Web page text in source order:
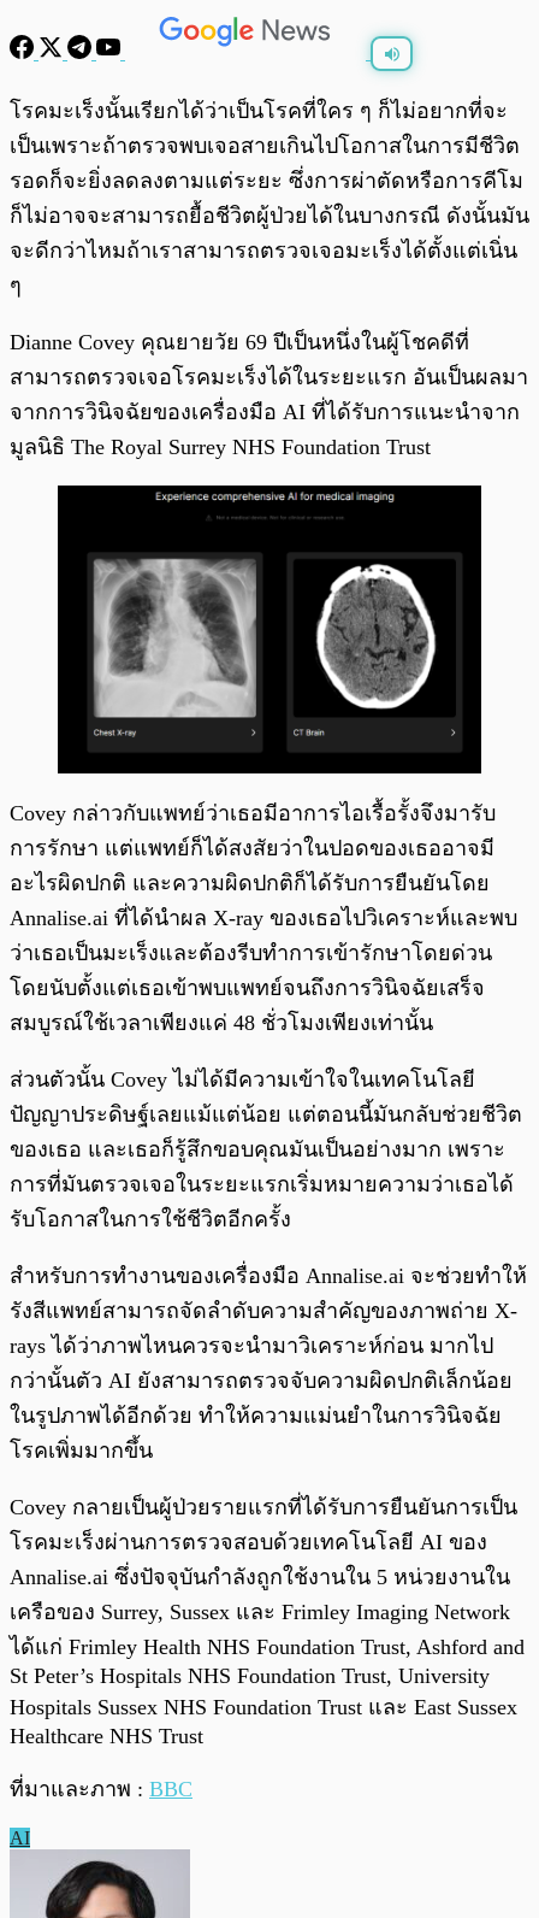
พร้อมเล่น 0:00 0:00
โรคมะเร็งนั้นเรียกได้ว่าเป็นโรคที่ใคร ๆ ก็ไม่อยากที่จะ
เป็นเพราะถ้าตรวจพบเจอสายเกินไปโอกาสในการมีชีวิต
รอดก็จะยิ่งลดลงตามแต่ระยะ ซึ่งการผ่าตัดหรือการคีโม
ก็ไม่อาจจะสามารถยื้อชีวิตผู้ป่วยได้ในบางกรณี ดังนั้นมัน
จะดีกว่าไหมถ้าเราสามารถตรวจเจอมะเร็งได้ตั้งแต่เนิ่น
ๆ
Dianne Covey คุณยายวัย 69 ปีเป็นหนึ่งในผู้โชคดีที่
สามารถตรวจเจอโรคมะเร็งได้ในระยะแรก อันเป็นผลมา
จากการวินิจฉัยของเครื่องมือ AI ที่ได้รับการแนะนำจาก
มูลนิธิ The Royal Surrey NHS Foundation Trust
Covey กล่าวกับแพทย์ว่าเธอมีอาการไอเรื้อรั้งจึงมารับ
การรักษา แต่แพทย์ก็ได้สงสัยว่าในปอดของเธออาจมี
อะไรผิดปกติ และความผิดปกติก็ได้รับการยืนยันโดย
Annalise.ai ที่ได้นำผล X-ray ของเธอไปวิเคราะห์และพบ
ว่าเธอเป็นมะเร็งและต้องรีบทำการเข้ารักษาโดยด่วน
โดยนับตั้งแต่เธอเข้าพบแพทย์จนถึงการวินิจฉัยเสร็จ
สมบูรณ์ใช้เวลาเพียงแค่ 48 ชั่วโมงเพียงเท่านั้น
ส่วนตัวนั้น Covey ไม่ได้มีความเข้าใจในเทคโนโลยี
ปัญญาประดิษฐ์เลยแม้แต่น้อย แต่ตอนนี้มันกลับช่วยชีวิต
ของเธอ และเธอก็รู้สึกขอบคุณมันเป็นอย่างมาก เพราะ
การที่มันตรวจเจอในระยะแรกเริ่มหมายความว่าเธอได้
รับโอกาสในการใช้ชีวิตอีกครั้ง
สำหรับการทำงานของเครื่องมือ Annalise.ai จะช่วยทำให้
รังสีแพทย์สามารถจัดลำดับความสำคัญของภาพถ่าย X-
rays ได้ว่าภาพไหนควรจะนำมาวิเคราะห์ก่อน มากไป
กว่านั้นตัว AI ยังสามารถตรวจจับความผิดปกติเล็กน้อย
ในรูปภาพได้อีกด้วย ทำให้ความแม่นยำในการวินิจฉัย
โรคเพิ่มมากขึ้น
Covey กลายเป็นผู้ป่วยรายแรกที่ได้รับการยืนยันการเป็น
โรคมะเร็งผ่านการตรวจสอบด้วยเทคโนโลยี AI ของ
Annalise.ai ซึ่งปัจจุบันกำลังถูกใช้งานใน 5 หน่วยงานใน
เครือของ Surrey, Sussex และ Frimley Imaging Network
ได้แก่ Frimley Health NHS Foundation Trust, Ashford and
St Peter’s Hospitals NHS Foundation Trust, University
Hospitals Sussex NHS Foundation Trust และ East Sussex
Healthcare NHS Trust
ที่มาและภาพ : BBC
AI